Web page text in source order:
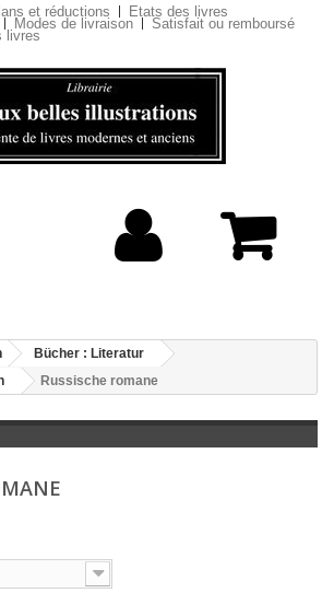
et réductions Etats des livres
Modes de livraison Satisfait ou remboursé
livres
Bücher : Literatur
Russische romane